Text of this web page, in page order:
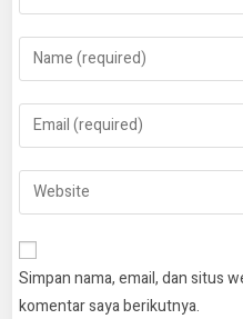
Simpan nama, email, dan situs
komentar saya berikutnya.